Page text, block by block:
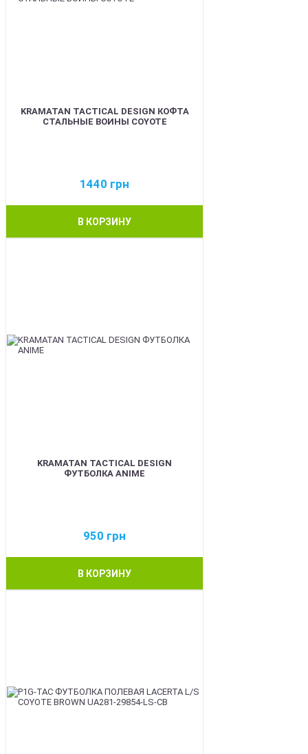
KRAMATAN TACTICAL DESIGN КОФТА
СТАЛЬНЫЕ ВОИНЫ COYOTE
1440 грн
В КОРЗИНУ
KRAMATAN TACTICAL DESIGN
ФУТБОЛКА ANIME
950 грн
В КОРЗИНУ